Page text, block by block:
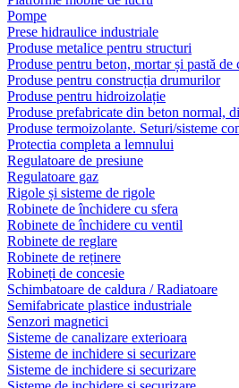
Pompe
Prese hidraulice industriale
Produse metalice pentru structuri
Produse pentru beton, mortar și pastă de
Produse pentru construcția drumurilor
Produse pentru hidroizolație
Produse prefabricate din beton normal,
Produse termoizolante. Seturi/sisteme
Protectia completa a lemnului
Regulatoare de presiune
Regulatoare gaz
Rigole și sisteme de rigole
Robinete de închidere cu sfera
Robinete de închidere cu ventil
Robinete de reglare
Robinete de reținere
Robineți de concesie
Schimbatoare de caldura / Radiatoare
Semifabricate plastice industriale
Senzori magnetici
Sisteme de canalizare exterioara
Sisteme de inchidere si securizare
Sisteme de inchidere si securizare